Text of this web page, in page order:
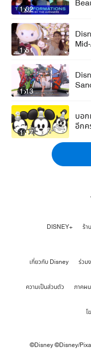
1:02
1:51
1:13
1:17
บอก
อีกค
DISNEY+ ร้า
เกี่ยวกับ Disney ร่วม
ความเป็นส่วนตัว ภาคผ
โ
©Disney ©Disney/